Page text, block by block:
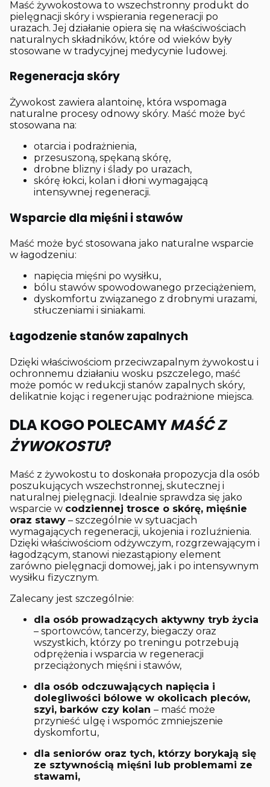
Maść żywokostowa to wszechstronny produkt do
pielęgnacji skóry i wspierania regeneracji po
urazach. Jej działanie opiera się na właściwościach
naturalnych składników, które od wieków były
stosowane w tradycyjnej medycynie ludowej.
Regeneracja skóry
Żywokost zawiera alantoinę, która wspomaga
naturalne procesy odnowy skóry. Maść może być
stosowana na:
otarcia i podrażnienia,
przesuszoną, spękaną skórę,
drobne blizny i ślady po urazach,
skórę łokci, kolan i dłoni wymagającą
intensywnej regeneracji.
Wsparcie dla mięśni i stawów
Maść może być stosowana jako naturalne wsparcie
w łagodzeniu:
napięcia mięśni po wysiłku,
bólu stawów spowodowanego przeciążeniem,
dyskomfortu związanego z drobnymi urazami,
stłuczeniami i siniakami.
Łagodzenie stanów zapalnych
Dzięki właściwościom przeciwzapalnym żywokostu i
ochronnemu działaniu wosku pszczelego, maść
może pomóc w redukcji stanów zapalnych skóry,
delikatnie kojąc i regenerując podrażnione miejsca.
DLA KOGO POLECAMYMAŚĆ Z
ŻYWOKOSTU?
Maść z żywokostu to doskonała propozycja dla osób
poszukujących wszechstronnej, skutecznej i
naturalnej pielęgnacji. Idealnie sprawdza się jako
wsparcie w codziennej trosce o skórę, mięśnie
oraz stawy – szczególnie w sytuacjach
wymagających regeneracji, ukojenia i rozluźnienia.
Dzięki właściwościom odżywczym, rozgrzewającym i
łagodzącym, stanowi niezastąpiony element
zarówno pielęgnacji domowej, jak i po intensywnym
wysiłku fizycznym.
Zalecany jest szczególnie:
dla osób prowadzących aktywny tryb życia
– sportowców, tancerzy, biegaczy oraz
wszystkich, którzy po treningu potrzebują
odprężenia i wsparcia w regeneracji
przeciążonych mięśni i stawów,
dla osób odczuwających napięcia i
dolegliwości bólowe w okolicach pleców,
szyi, barków czy kolan – maść może
przynieść ulgę i wspomóc zmniejszenie
dyskomfortu,
dla seniorów oraz tych, którzy borykają się
ze sztywnością mięśni lub problemami ze
stawami,